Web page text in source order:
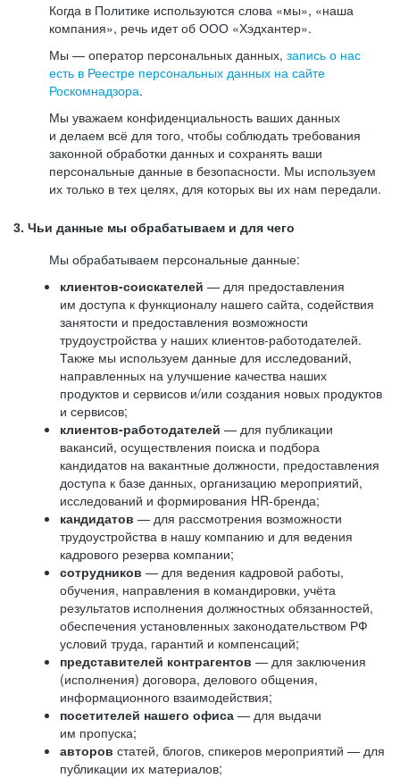
Когда в Политике используются слова «мы», «наша
компания», речь идет об ООО «Хэдхантер».
Мы — оператор персональных данных, запись о нас
есть в Реестре персональных данных на сайте
Роскомнадзора.
Мы уважаем конфиденциальность ваших данных
и делаем всё для того, чтобы соблюдать требования
законной обработки данных и сохранять ваши
персональные данные в безопасности. Мы используем
их только в тех целях, для которых вы их нам передали.
3. Чьи данные мы обрабатываем и для чего
Мы обрабатываем персональные данные:
клиентов-соискателей — для предоставления
им доступа к функционалу нашего сайта, содействия
занятости и предоставления возможности
трудоустройства у наших клиентов-работодателей.
Также мы используем данные для исследований,
направленных на улучшение качества наших
продуктов и сервисов и/или создания новых продуктов
и сервисов;
клиентов-работодателей — для публикации
вакансий, осуществления поиска и подбора
кандидатов на вакантные должности, предоставления
доступа к базе данных, организацию мероприятий,
исследований и формирования HR-бренда;
кандидатов — для рассмотрения возможности
трудоустройства в нашу компанию и для ведения
кадрового резерва компании;
сотрудников — для ведения кадровой работы,
обучения, направления в командировки, учёта
результатов исполнения должностных обязанностей,
обеспечения установленных законодательством РФ
условий труда, гарантий и компенсаций;
представителей контрагентов — для заключения
(исполнения) договора, делового общения,
информационного взаимодействия;
посетителей нашего офиса — для выдачи
им пропуска;
авторов статей, блогов, спикеров мероприятий — для
публикации их материалов;